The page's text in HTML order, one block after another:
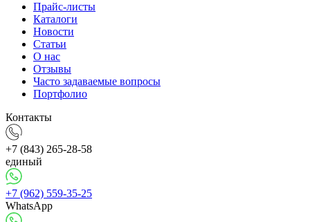
Прайс-листы
Каталоги
Новости
Статьи
О нас
Отзывы
Часто задаваемые вопросы
Портфолио
Контакты
+7 (843) 265-28-58
единый
+7 (962) 559-35-25
WhatsApp